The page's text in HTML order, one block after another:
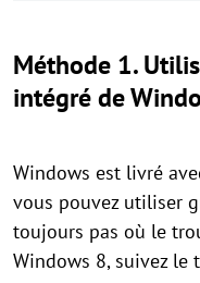
Méthode 1.
intégré de
Windows est livré
vous pouvez utiliser
toujours pas où le
Windows 8, suivez le